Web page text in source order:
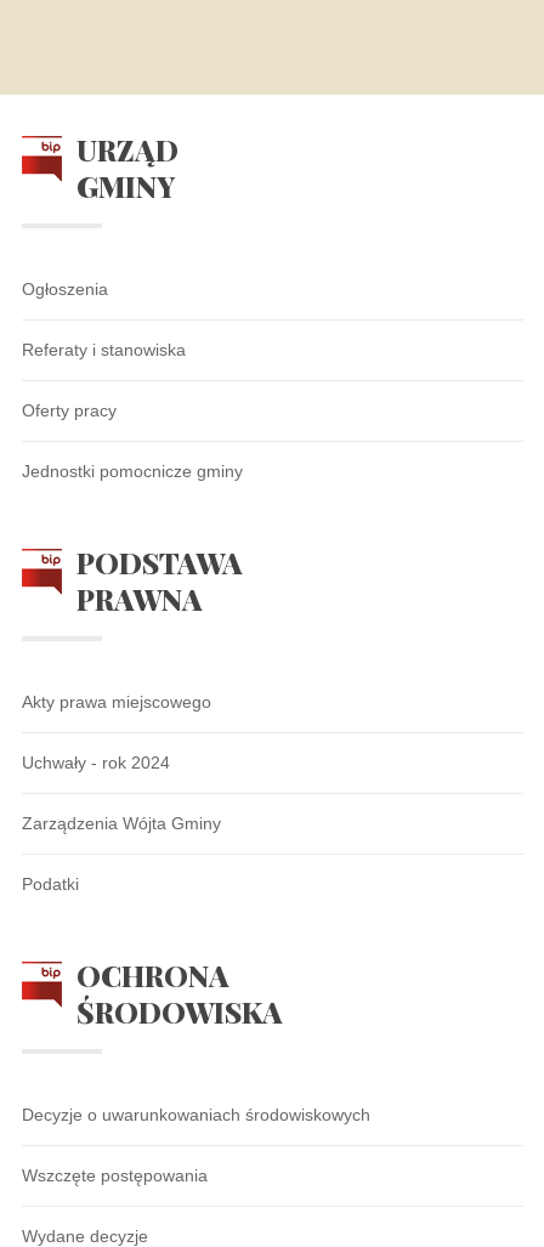
URZĄD
GMINY
Ogłoszenia
Referaty i stanowiska
Oferty pracy
Jednostki pomocnicze gminy
PODSTAWA
PRAWNA
Akty prawa miejscowego
Uchwały - rok 2024
Zarządzenia Wójta Gminy
Podatki
OCHRONA
ŚRODOWISKA
Decyzje o uwarunkowaniach środowiskowych
Wszczęte postępowania
Wydane decyzje